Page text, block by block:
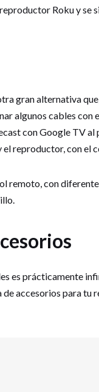
Roku y se
gran alternativa
algunos cables
con Google TV al
reproductor, con el
remoto, con
es prácticamente
accesorios para tu